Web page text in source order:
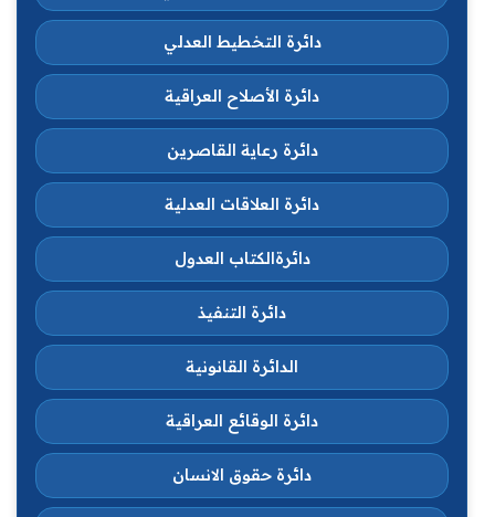
دائرة التخطيط العدلي
دائرة الأصلاح العراقية
دائرة رعاية القاصرين
دائرة العلاقات العدلية
دائرةالكتاب العدول
دائرة التنفيذ
الدائرة القانونية
دائرة الوقائع العراقية
دائرة حقوق الانسان